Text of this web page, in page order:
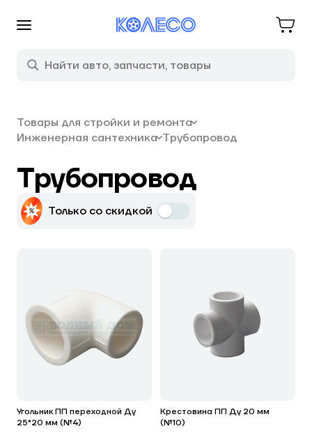
Товары для стройки и ремонта
Инженерная сантехника Трубопровод
Трубопровод
Только со скидкой
Угольник ПП переходной Ду
25*20 мм (№4)
Крестовина ПП Ду 20 мм
(№10)